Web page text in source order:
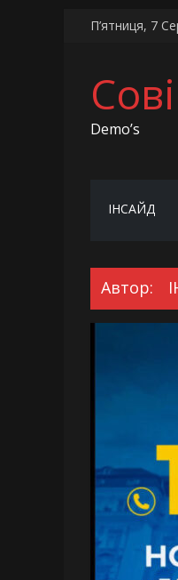
П’ятниця, 7
Demo’s
ІНСАЙД
Автор: